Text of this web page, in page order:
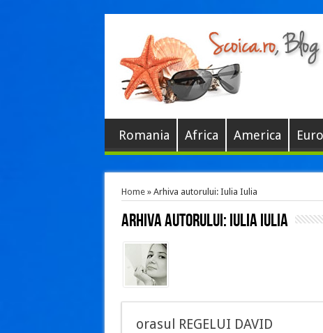
Romania Africa America
Home» Arhiva autorului: Iulia Iulia
Arhiva autorului: Iulia Iulia
orasul REGELUI DAVID